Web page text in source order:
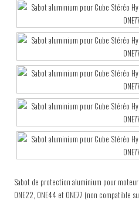
Sabot de protection aluminium pour
ONE22, ONE44 et ONE77 (non compatible